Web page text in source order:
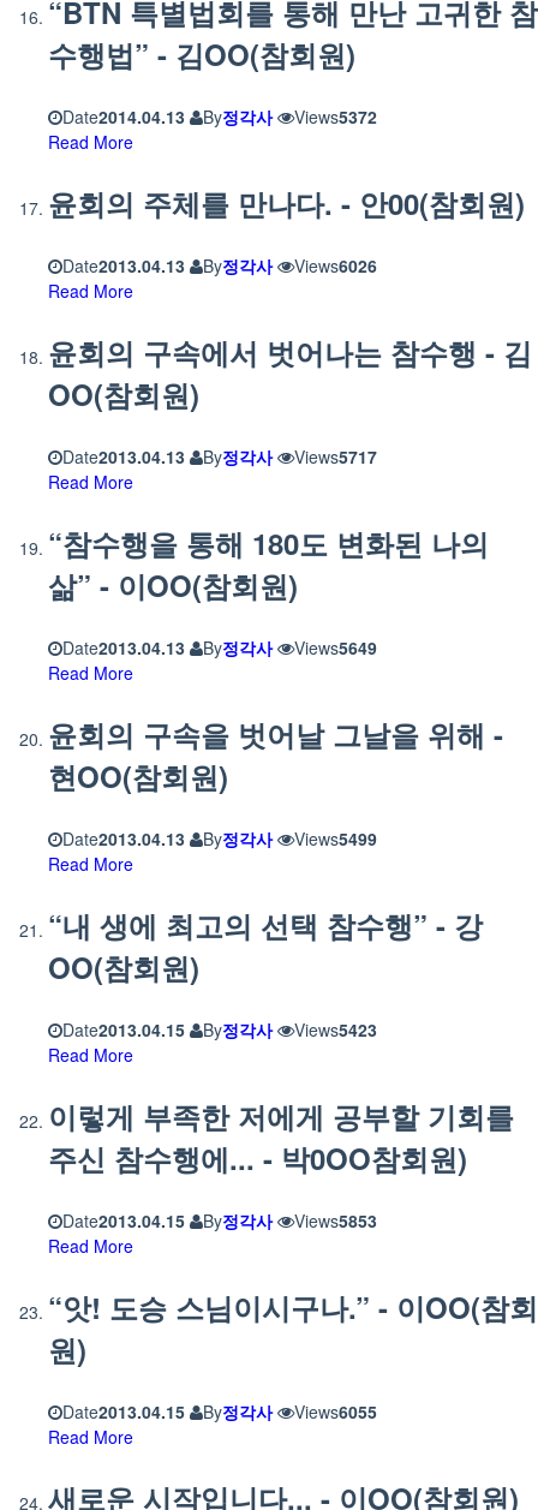
“BTN 특별법회를 통해 만난 고귀한 참
수행법” - 김OO(참회원)
Date2014.04.13 By정각사 Views5372
Read More
윤회의 주체를 만나다. - 안00(참회원)
Date2013.04.13 By정각사 Views6026
Read More
윤회의 구속에서 벗어나는 참수행 - 김
OO(참회원)
Date2013.04.13 By정각사 Views5717
Read More
“참수행을 통해 180도 변화된 나의
삶” - 이OO(참회원)
Date2013.04.13 By정각사 Views5649
Read More
윤회의 구속을 벗어날 그날을 위해 -
현OO(참회원)
Date2013.04.13 By정각사 Views5499
Read More
“내 생에 최고의 선택 참수행” - 강
OO(참회원)
Date2013.04.15 By정각사 Views5423
Read More
이렇게 부족한 저에게 공부할 기회를
주신 참수행에... - 박0OO참회원)
Date2013.04.15 By정각사 Views5853
Read More
“앗! 도승 스님이시구나.” - 이OO(참회
원)
Date2013.04.15 By정각사 Views6055
Read More
새로운 시작입니다... - 이OO(참회원)